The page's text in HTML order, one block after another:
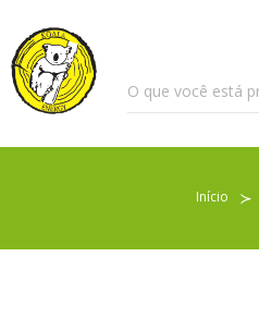
Início ≻